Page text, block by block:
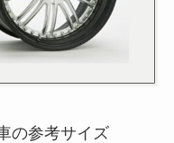
の参考サイズ